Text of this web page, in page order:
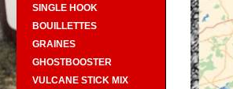
SINGLE HOOK
BOUILLETTES
GRAINES
GHOSTBOOSTER
VULCANE STICK MIX